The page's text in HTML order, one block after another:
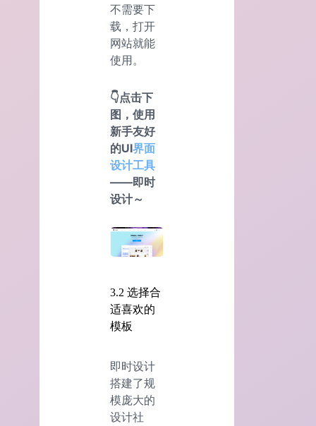
不需要下
载，打开
网站就能
使用。
👇点击下
图，使用
新手友好
的UI界面
设计工具
——即时
设计～
3.2 选择合
适喜欢的
模板
即时设计
搭建了规
模庞大的
设计社